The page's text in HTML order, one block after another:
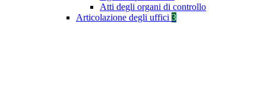
Atti degli organi di controllo
Articolazione degli uffici 3